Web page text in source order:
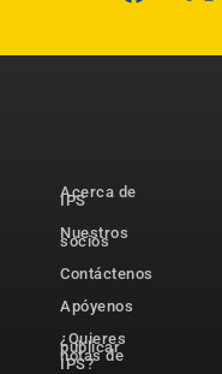
Acerca de
IPS
Nuestros
socios
Contáctenos
Apóyenos
¿Quieres
publicar
notas de
IPS?